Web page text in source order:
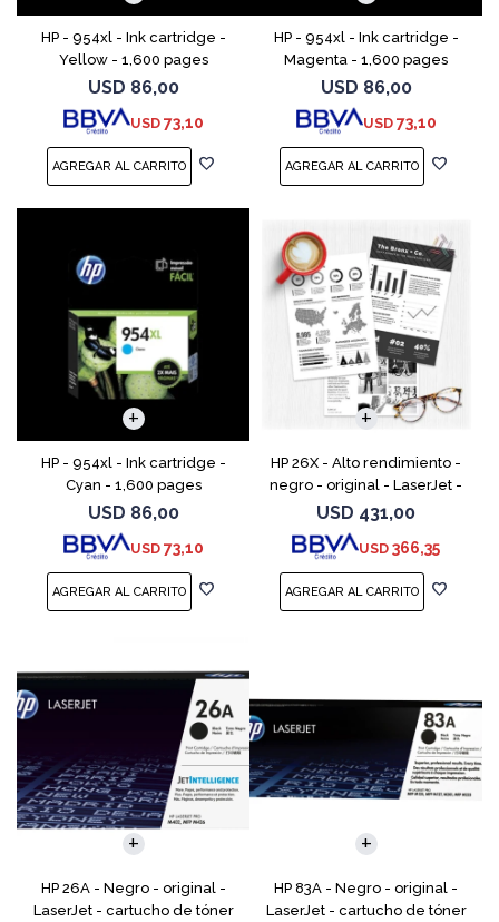
HP - 954xl - Ink cartridge -
Yellow - 1,600 pages
USD 86,00
USD 73,10
HP - 954xl - Ink cartridge -
Magenta - 1,600 pages
USD 86,00
USD 73,10
HP - 954xl - Ink cartridge -
Cyan - 1,600 pages
USD 86,00
USD 73,10
HP 26X - Alto rendimiento -
negro - original - LaserJet -
cartucho de tóner (CF226X) -
para LaserJet Pro M402, MFP
M426
USD 431,00
USD 366,35
HP 26A - Negro - original -
LaserJet - cartucho de tóner
HP 83A - Negro - original -
LaserJet - cartucho de tóner